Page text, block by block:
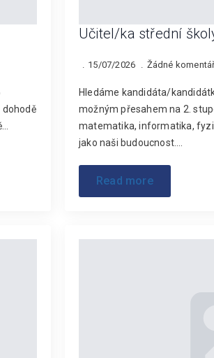
Učitel/ka střední
15/07/2026 Žádné
Hledáme kandidáta/
možným přesahem na 2.
matematika, informatika,
jako naši budoucnost.…
Read more